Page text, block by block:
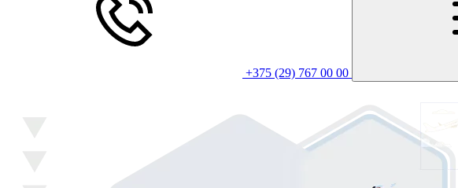
+375 (29) 767 00 00